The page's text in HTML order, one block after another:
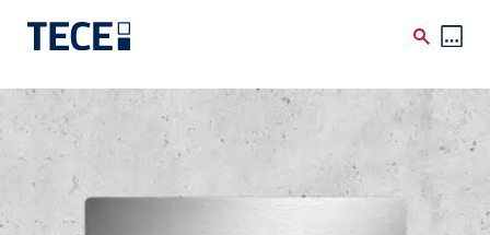
Skip to main content